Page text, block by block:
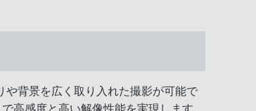
や背景を広く取り入れた撮影が可能で
高感度と高い解像性能を実現します。